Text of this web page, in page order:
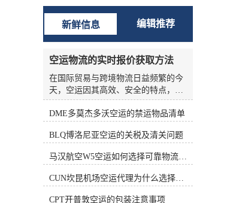
发货人签发运单。三、航空货运单的
构成 中国国际航空货运单由一式十二
联组成，包括三联原件、六联副本和
三联额外副本。 如下表所示： 填写
航空货运单的责任 根据《华沙公
约》、《海牙议定书》和承运人的运
输条件，承运人的运输条件为托运人
准备航空货运单。 根据《华沙公约》
第六条第(1)款和第(5)款，航空货运单
由托运人填写。承运人按托运人要求
写。 这表明托运人应对货运单上填写
人对货运单上填写的内容不准确、不
完整造成的损失负责。 在航空货运业
务运营中，各承运的大量货物由其人
收运，部分特殊货物由直接收运。托
新鲜信息 编辑推荐
空运物流的实时报价获取方法
在国际贸易与跨境物流日益频繁的今
天，空运因其高效、安全的特点，成
为许多企业优先选择的运输方式。然
而，空运物流的报价并非一成不变，
货物种类等多种变量影响，价格波动
频繁。对于货主和物流从业者来说，
如何准确、高效地获取实时报价，是
控制成本、优化供应链的关键环节。
本文将从实际业务角度出发，系统梳
理空运物流实时报价的获取方法，帮
DME多莫杰多沃空运的禁运物品清单
BLQ博洛尼亚空运的关税及清关问题
马汉航空W5空运如何选择可靠物流公司
CUN坎昆机场空运代理为什么选择空运更快捷
CPT开普敦空运的包装注意事项